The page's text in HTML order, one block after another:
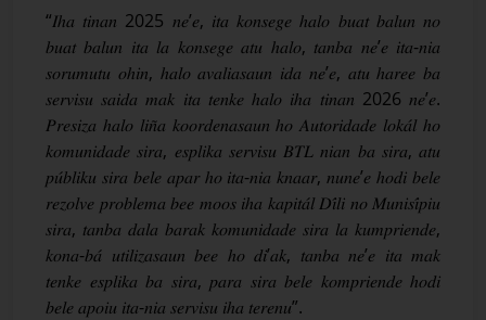
“𝐼ℎ𝑎 𝑡𝑖𝑛𝑎𝑛 2025 𝑛𝑒’𝑒, 𝑖𝑡𝑎 𝑘𝑜𝑛𝑠𝑒𝑔𝑒 ℎ𝑎𝑙𝑜 𝑏𝑢𝑎𝑡 𝑏𝑎𝑙𝑢𝑛 𝑛𝑜
𝑏𝑢𝑎𝑡 𝑏𝑎𝑙𝑢𝑛 𝑖𝑡𝑎 𝑙𝑎 𝑘𝑜𝑛𝑠𝑒𝑔𝑒 𝑎𝑡𝑢 ℎ𝑎𝑙𝑜, 𝑡𝑎𝑛𝑏𝑎 𝑛𝑒’𝑒 𝑖𝑡𝑎-𝑛𝑖𝑎
𝑠𝑜𝑟𝑢𝑚𝑢𝑡𝑢 𝑜ℎ𝑖𝑛, ℎ𝑎𝑙𝑜 𝑎𝑣𝑎𝑙𝑖𝑎𝑠𝑎𝑢𝑛 𝑖𝑑𝑎 𝑛𝑒’𝑒, 𝑎𝑡𝑢 ℎ𝑎𝑟𝑒𝑒 𝑏𝑎
𝑠𝑒𝑟𝑣𝑖𝑠𝑢 𝑠𝑎𝑖𝑑𝑎 𝑚𝑎𝑘 𝑖𝑡𝑎 𝑡𝑒𝑛𝑘𝑒 ℎ𝑎𝑙𝑜 𝑖ℎ𝑎 𝑡𝑖𝑛𝑎𝑛 2026 𝑛𝑒’𝑒.
𝑃𝑟𝑒𝑠𝑖𝑧𝑎 ℎ𝑎𝑙𝑜 𝑙𝑖𝑛̃𝑎 𝑘𝑜𝑜𝑟𝑑𝑒𝑛𝑎𝑠𝑎𝑢𝑛 ℎ𝑜 𝐴𝑢𝑡𝑜𝑟𝑖𝑑𝑎𝑑𝑒 𝑙𝑜𝑘𝑎́𝑙 ℎ𝑜
𝑘𝑜𝑚𝑢𝑛𝑖𝑑𝑎𝑑𝑒 𝑠𝑖𝑟𝑎, 𝑒𝑠𝑝𝑙𝑖𝑘𝑎 𝑠𝑒𝑟𝑣𝑖𝑠𝑢 𝐵𝑇𝐿 𝑛𝑖𝑎𝑛 𝑏𝑎 𝑠𝑖𝑟𝑎, 𝑎𝑡𝑢
𝑝𝑢́𝑏𝑙𝑖𝑘𝑢 𝑠𝑖𝑟𝑎 𝑏𝑒𝑙𝑒 𝑎𝑝𝑎𝑟 ℎ𝑜 𝑖𝑡𝑎-𝑛𝑖𝑎 𝑘𝑛𝑎𝑎𝑟, 𝑛𝑢𝑛𝑒’𝑒 ℎ𝑜𝑑𝑖 𝑏𝑒𝑙𝑒
𝑟𝑒𝑧𝑜𝑙𝑣𝑒 𝑝𝑟𝑜𝑏𝑙𝑒𝑚𝑎 𝑏𝑒𝑒 𝑚𝑜𝑜𝑠 𝑖ℎ𝑎 𝑘𝑎𝑝𝑖𝑡𝑎́𝑙 𝐷𝑖́𝑙𝑖 𝑛𝑜 𝑀𝑢𝑛𝑖𝑠𝑖́𝑝𝑖𝑢
𝑠𝑖𝑟𝑎, 𝑡𝑎𝑛𝑏𝑎 𝑑𝑎𝑙𝑎 𝑏𝑎𝑟𝑎𝑘 𝑘𝑜𝑚𝑢𝑛𝑖𝑑𝑎𝑑𝑒 𝑠𝑖𝑟𝑎 𝑙𝑎 𝑘𝑢𝑚𝑝𝑟𝑖𝑒𝑛𝑑𝑒,
𝑘𝑜𝑛𝑎-𝑏𝑎́ 𝑢𝑡𝑖𝑙𝑖𝑧𝑎𝑠𝑎𝑢𝑛 𝑏𝑒𝑒 ℎ𝑜 𝑑𝑖’𝑎𝑘, 𝑡𝑎𝑛𝑏𝑎 𝑛𝑒’𝑒 𝑖𝑡𝑎 𝑚𝑎𝑘
𝑡𝑒𝑛𝑘𝑒 𝑒𝑠𝑝𝑙𝑖𝑘𝑎 𝑏𝑎 𝑠𝑖𝑟𝑎, 𝑝𝑎𝑟𝑎 𝑠𝑖𝑟𝑎 𝑏𝑒𝑙𝑒 𝑘𝑜𝑚𝑝𝑟𝑖𝑒𝑛𝑑𝑒 ℎ𝑜𝑑𝑖
𝑏𝑒𝑙𝑒 𝑎𝑝𝑜𝑖𝑢 𝑖𝑡𝑎-𝑛𝑖𝑎 𝑠𝑒𝑟𝑣𝑖𝑠𝑢 𝑖ℎ𝑎 𝑡𝑒𝑟𝑒𝑛𝑢”.